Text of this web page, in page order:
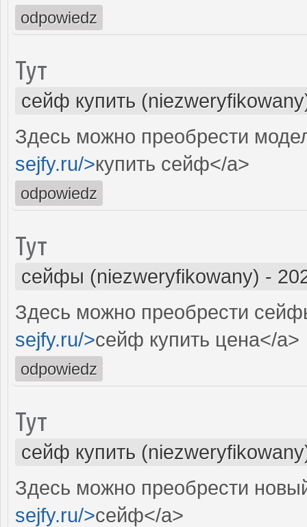
odpowiedz
Тут
сейф купить
Здесь можно преобрести
sejfy.ru/>купить сейф</a>
odpowiedz
Тут
сейфы (niezweryfikowany) -
Здесь можно преобрести
sejfy.ru/>сейф купить цена</a>
odpowiedz
Тут
сейф купить
Здесь можно преобрести
sejfy.ru/>сейф</a>